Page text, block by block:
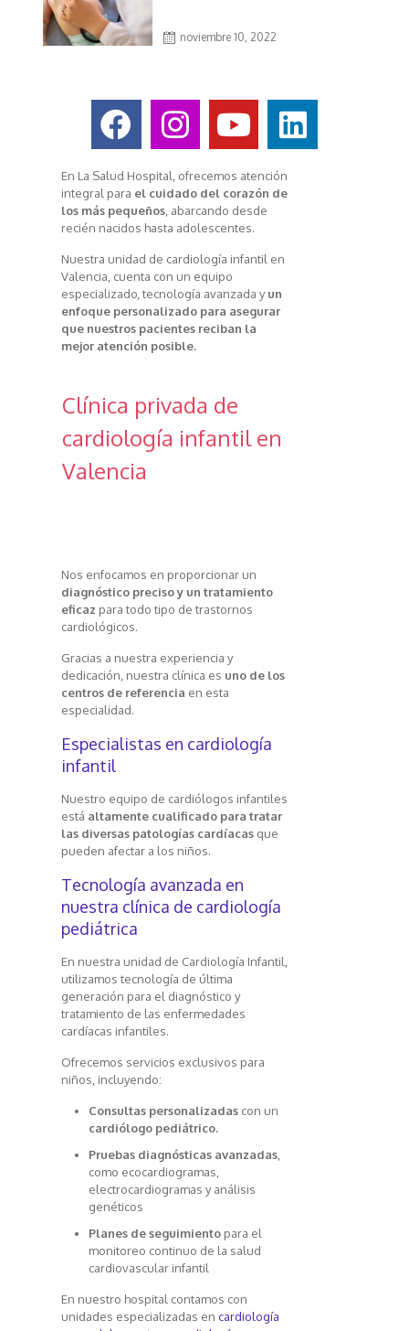
noviembre 10, 2022
En La Salud Hospital, ofrecemos atención
integral para el cuidado del corazón de
los más pequeños, abarcando desde
recién nacidos hasta adolescentes.
Nuestra unidad de cardiología infantil en
Valencia, cuenta con un equipo
especializado, tecnología avanzada yun
enfoque personalizado para asegurar
que nuestros pacientes reciban la
mejor atención posible.
Clínica privada de
cardiología infantil en
Valencia
Nos enfocamos en proporcionar un
diagnóstico preciso y un tratamiento
eficaz para todo tipo de trastornos
cardiológicos.
Gracias a nuestra experiencia y
dedicación, nuestra clínica es uno de los
centros de referencia en esta
especialidad.
Especialistas en cardiología
infantil
Nuestro equipo de cardiólogos infantiles
está altamente cualificado para tratar
las diversas patologías cardíacas que
pueden afectar a los niños.
Tecnología avanzada en
nuestra clínica de cardiología
pediátrica
En nuestra unidad de Cardiología Infantil,
utilizamos tecnología de última
generación para el diagnóstico y
tratamiento de las enfermedades
cardíacas infantiles.
Ofrecemos servicios exclusivos para
niños, incluyendo:
Consultas personalizadascon un
cardiólogo pediátrico.
Pruebas diagnósticas avanzadas,
como ecocardiogramas,
electrocardiogramas y análisis
genéticos
Planes de seguimientopara el
monitoreo continuo de la salud
cardiovascular infantil
En nuestro hospital contamos con
unidades especializadas en cardiología